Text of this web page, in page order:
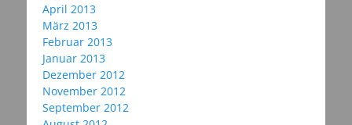
April 2013
März 2013
Februar 2013
Januar 2013
Dezember 2012
November 2012
September 2012